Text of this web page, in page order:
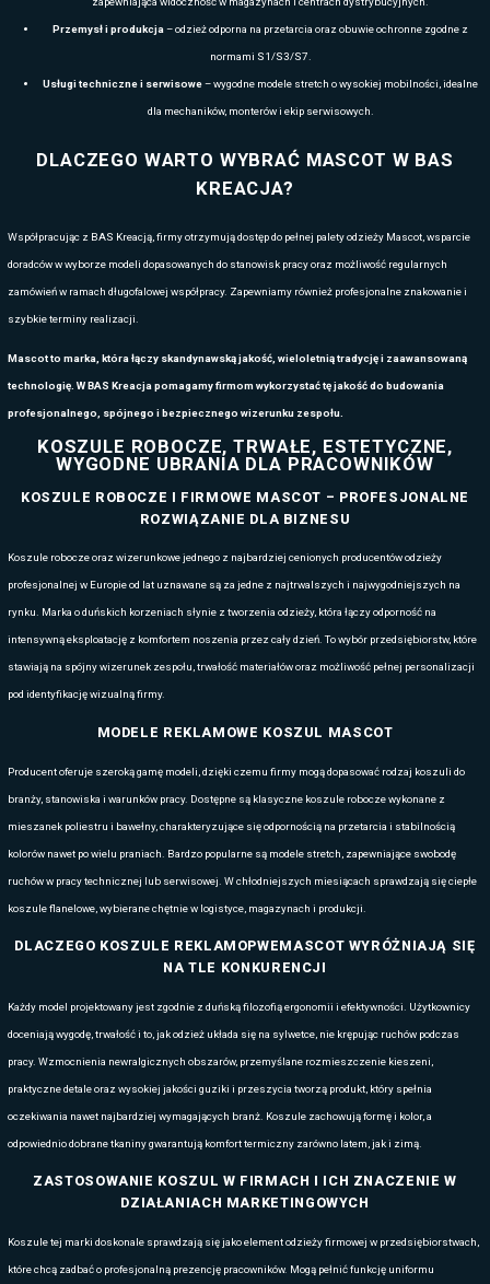
czasem Mascot stał się jednym z liderów w segmencie
budownictwa, logistyki, usług technicznych oraz sektora
spodni roboczych, które zapewniały komfort i bezpieczeństwo
ergonomię. Dziś Mascot jest obecny w ponad 40 krajach, a jego
wykorzystywane przez profesjonalistów, którzy potrzebują
Współczesna oferta Mascot obejmuje szeroki zakres kategorii
roboczych i ogrodniczek, przez kurtki przeciwdeszczowe i
widoczności, obuwie robocze oraz akcesoria. Marka słynie z
prowadzone są zarówno w laboratoriach, jak i bezpośrednio na
bezpieczeństwa.
OFERTA B2B MASCOT W BAS
intensywnej eksploatacji, dlatego świetnie sprawdza się w
budowlanych, logistycznych i technicznych.
CO WYRÓŻNIA OFERTĘ MASCOT
1. Trwałość klasy premium– odzież wykonana jest z materiałów o
przemyślane umiejscowienie kieszeni sprawiają, że użytkownik
20471 (high visibility), ochroną przed zimnem, wiatrem lub